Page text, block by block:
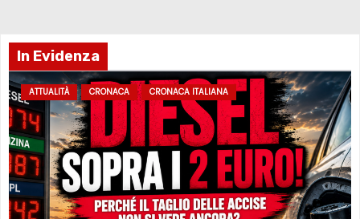
In Evidenza
ATTUALITÀ CRONACA CRONACA ITALIANA